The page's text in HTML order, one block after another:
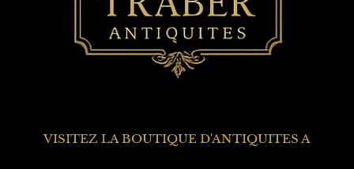
VISITEZ LA BOUTIQUE D'ANTIQUITES A